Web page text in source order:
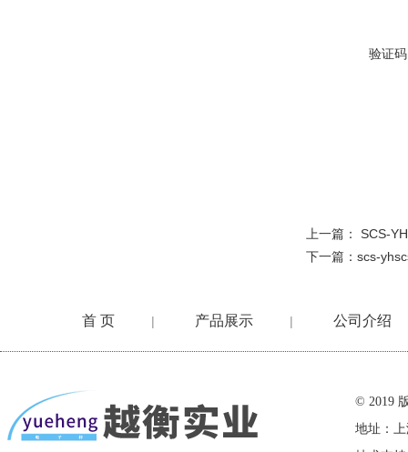
验证
上一篇： SCS-
下一篇： scs-
首 页 | 产品展示 | 公司介绍
© 2019
地址：